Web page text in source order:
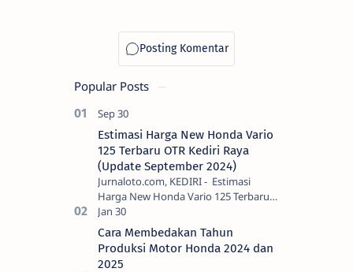
Popular Posts
Estimasi Harga New Honda Vario
125 Terbaru OTR Kediri Raya
(Update September 2024)
Jurnaloto.com, KEDIRI - Estimasi
Harga New Honda Vario 125 Terbaru
OTR Kediri Raya (Update September
2024) Brosis sekalian, PT Astra Honda
Motor (AH…
Cara Membedakan Tahun
Produksi Motor Honda 2024 dan
2025